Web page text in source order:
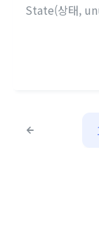
State(상태,
트는 뒤로가
발생 시 실행